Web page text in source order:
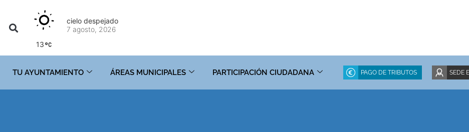
13
cielo despejado
7 agosto, 2026
TU AYUNTAMIENTO ÁREAS MUNICIPALES PARTICIPACIÓN CIUDADANA PAGO DE TRIBUTOS SEDE